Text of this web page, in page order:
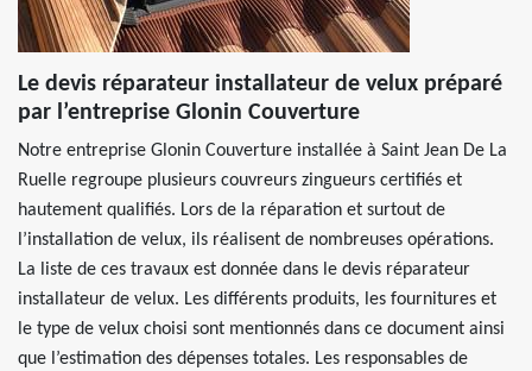
Le devis réparateur installateur de velux préparé
par l’entreprise Glonin Couverture
Notre entreprise Glonin Couverture installée à Saint Jean De La
Ruelle regroupe plusieurs couvreurs zingueurs certifiés et
hautement qualifiés. Lors de la réparation et surtout de
l’installation de velux, ils réalisent de nombreuses opérations.
La liste de ces travaux est donnée dans le devis réparateur
installateur de velux. Les différents produits, les fournitures et
le type de velux choisi sont mentionnés dans ce document ainsi
que l’estimation des dépenses totales. Les responsables de